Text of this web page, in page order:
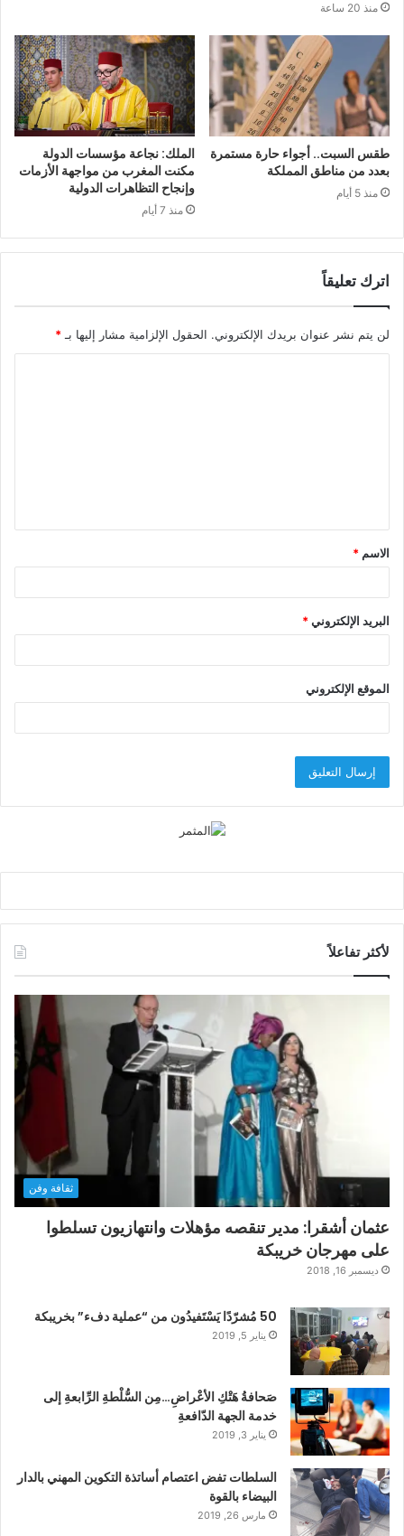
منذ 20 ساعة
طقس السبت.. أجواء حارة مستمرة
بعدد من مناطق المملكة
منذ 5 أيام
الملك: نجاعة مؤسسات الدولة
مكنت المغرب من مواجهة الأزمات
وإنجاح التظاهرات الدولية
منذ 7 أيام
اترك تعليقاً
لن يتم نشر عنوان بريدك الإلكتروني. الحقول الإلزامية مشار إليها بـ*
ق
*
الاسم *
البريد الإلكتروني*
الموقع الإلكتروني
لأكثر تفاعلاً
ثقافة وفن
عثمان أشقرا: مدير تنقصه مؤهلات وانتهازيون تسلطوا
على مهرجان خريبكة
ديسمبر 16, 2018
50 مُشرّدًا يَسْتَفيدُون من “عملية دفء” بخريبكة
يناير 5, 2019
صَحافةُ هَتْكِ الأعْراضِ…مِن السُّلْطةِ الرِّابعةِ إلى
خدمة الجهة الدّافعةِ
يناير 3, 2019
السلطات تفض اعتصام أساتذة التكوين المهني بالدار
البيضاء بالقوة
مارس 26, 2019